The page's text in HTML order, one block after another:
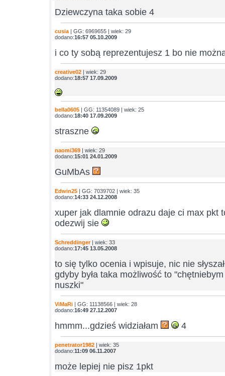
Dziewczyna taka sobie 4
cusia | GG: 6969655 | wiek: 29
dodano:16:57 05.10.2009
i co ty sobą reprezentujesz 1 bo nie
creative02 | wiek: 29
dodano:18:57 17.09.2009
bella0605 | GG: 11354089 | wiek: 25
dodano:18:40 17.09.2009
straszne
naomi369 | wiek: 29
dodano:15:01 24.01.2009
GuMbAs
Edwin25 | GG: 7039702 | wiek: 35
dodano:14:33 24.12.2008
xuper jak dlamnie odrazu daje ci max pkt
odezwij sie
Schreddinger| wiek: 33
dodano:17:45 13.05.2008
to się tylko ocenia i wpisuje, nic nie
gdyby była taka możliwość to "chętniebym
nuszki"
ViMaRi | GG: 11138566 | wiek: 28
dodano:16:49 27.12.2007
hmmm...gdzieś widziałam 4
penetrator1982 | wiek: 35
dodano:11:09 06.11.2007
może lepiej nie pisz 1pkt